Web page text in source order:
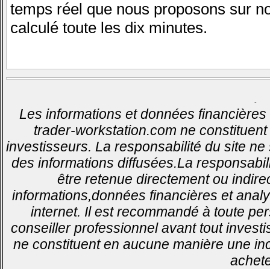
temps réel que nous proposons sur
calculé toute les dix minutes.
-
Les informations et données
trader-workstation.com ne
investisseurs. La responsabilité du site
des informations diffusées.La
être retenue directement ou
informations,données financières et
internet. Il est recommandé à toute
conseiller professionnel avant tout
ne constituent en aucune manière une